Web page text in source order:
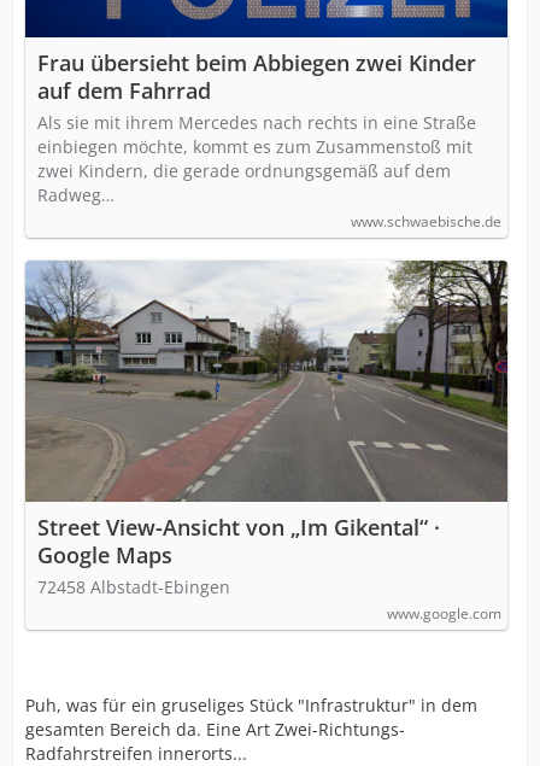
Frau übersieht beim Abbiegen zwei Kinder
auf dem Fahrrad
Als sie mit ihrem Mercedes nach rechts in eine Straße
einbiegen möchte, kommt es zum Zusammenstoß mit
zwei Kindern, die gerade ordnungsgemäß auf dem
Radweg…
www.schwaebische.de
Street View-Ansicht von „Im Gikental“ ·
Google Maps
72458 Albstadt-Ebingen
www.google.com
Puh, was für ein gruseliges Stück "Infrastruktur" in dem
gesamten Bereich da. Eine Art Zwei-Richtungs-
Radfahrstreifen innerorts...